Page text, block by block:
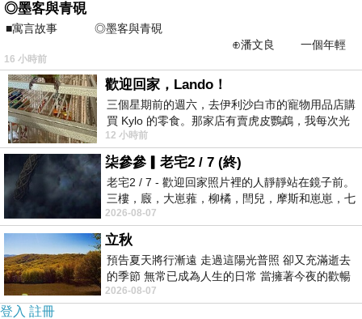
商品訊息功能:
宴會質感穿搭~
夏日繽紛色系顯清新涼爽~
商品訊息描述:
◎墨客與青硯
■寓言故事 ◎墨客與青硯
⊕潘文良 一個年輕
的墨客，在京城的古玩肆裡
16 小時前
歡迎回家，Lando！
三個星期前的週六，去伊利沙白市的寵物用品店購
買 Kylo 的零食。那家店有賣虎皮鸚鵡，我每次光
顧都會去看一下。他們偶爾會引進 C
12 小時前
柒參參▎老宅2 / 7 (終)
老宅2 / 7 - 歡迎回家照片裡的人靜靜站在鏡子前。
三樓，廄，大崽蕥，柳橘，閆兒，摩斯和崽崽，七
個人整整齊齊地站在鏡框之外，如同
2026-08-07
立秋
預告夏天將行漸遠 走過這陽光普照 卻又充滿逝去
的季節 無常已成為人生的日常 當擁著今夜的歡暢
舒心 轉眼驟成昨日 而明晨 太陽
2026-08-07
登入 註冊